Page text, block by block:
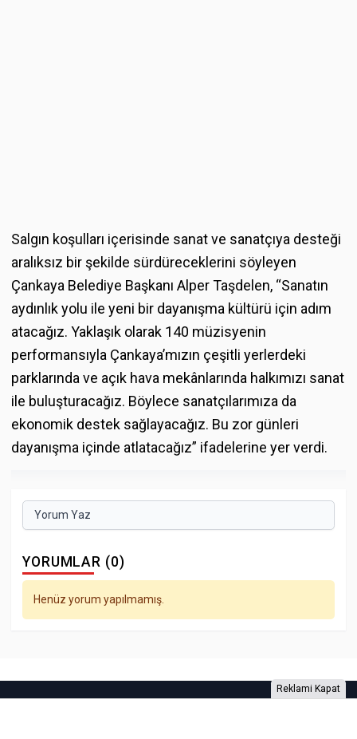
Salgın koşulları içerisinde sanat ve sanatçıya desteği
aralıksız bir şekilde sürdüreceklerini söyleyen
Çankaya Belediye Başkanı Alper Taşdelen, “Sanatın
aydınlık yolu ile yeni bir dayanışma kültürü için adım
atacağız. Yaklaşık olarak 140 müzisyenin
performansıyla Çankaya’mızın çeşitli yerlerdeki
parklarında ve açık hava mekânlarında halkımızı sanat
ile buluşturacağız. Böylece sanatçılarımıza da
ekonomik destek sağlayacağız. Bu zor günleri
dayanışma içinde atlatacağız” ifadelerine yer verdi.
Yorum Yaz
YORUMLAR (0)
Henüz yorum yapılmamış.
Reklami Kapat